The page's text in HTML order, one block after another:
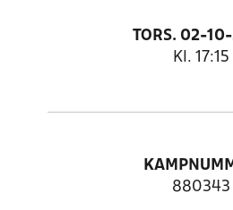
TORS. 02-
Kl. 17:15
880343